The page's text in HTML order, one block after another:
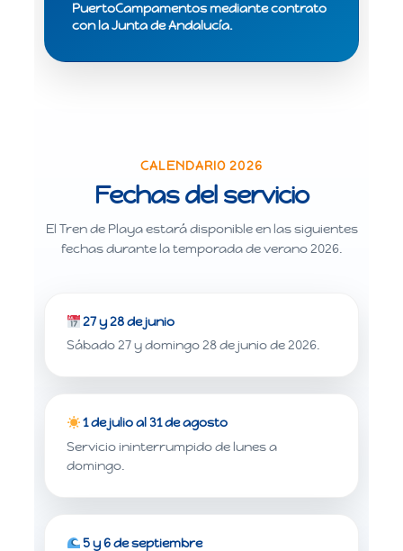
PuertoCampamentos mediante contrato
con la Junta de Andalucía.
CALENDARIO 2026
Fechas del servicio
El Tren de Playa estará disponible en las siguientes
fechas durante la temporada de verano 2026.
27 y 28 de junio
Sábado 27 y domingo 28 de junio de 2026.
1 de julio al 31 de agosto
Servicio ininterrumpido de lunes a
domingo.
5 y 6 de septiembre